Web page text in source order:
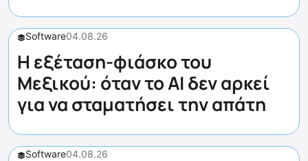
Software04.08.26
Η εξέταση-φιάσκο του
Μεξικού: όταν το AI δεν αρκεί
για να σταματήσει την απάτη
Software04.08.26